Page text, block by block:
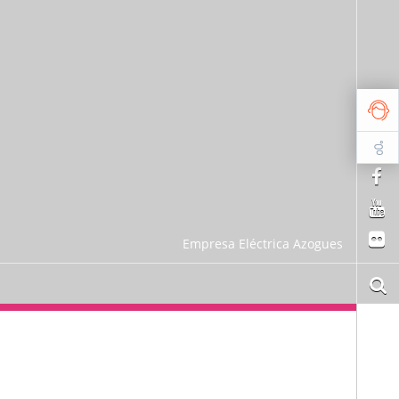
Empresa Eléctrica Azogues